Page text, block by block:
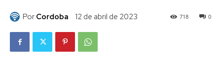
Por Cordoba 12 de abril de 2023 0
718